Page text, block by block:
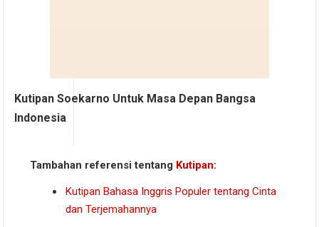
Kutipan Soekarno Untuk Masa Depan Bangsa
Indonesia
Tambahan referensi tentang Kutipan:
Kutipan Bahasa Inggris Populer tentang Cinta
dan Terjemahannya